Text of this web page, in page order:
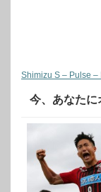
Shimizu S – Pulse
今、あなたに